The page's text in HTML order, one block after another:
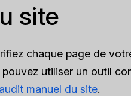
site
chaque page de
utiliser un outil
manuel du site.